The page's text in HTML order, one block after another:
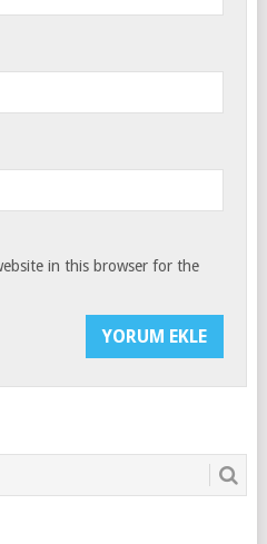
in this browser for the